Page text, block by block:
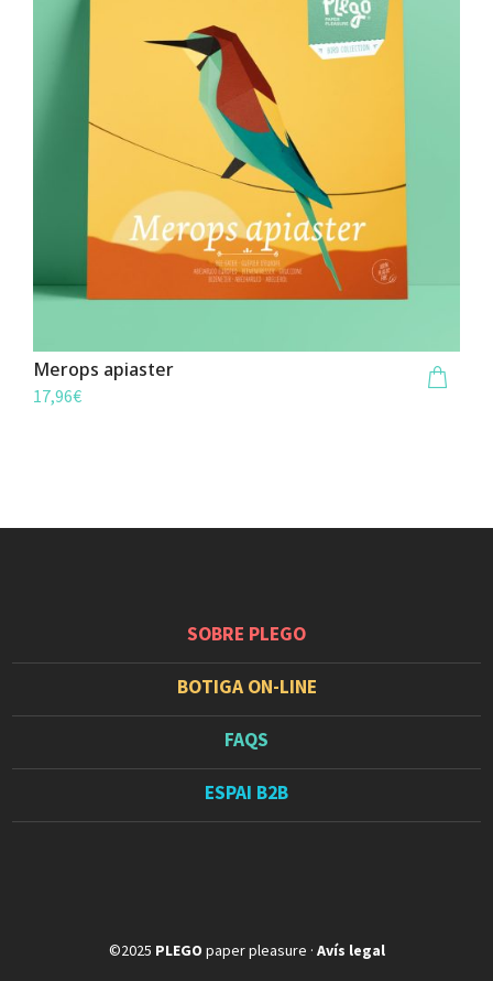
Merops apiaster
17,96€
SOBRE PLEGO
BOTIGA ON-LINE
FAQS
ESPAI B2B
©2025 PLEGO paper pleasure · Avís legal